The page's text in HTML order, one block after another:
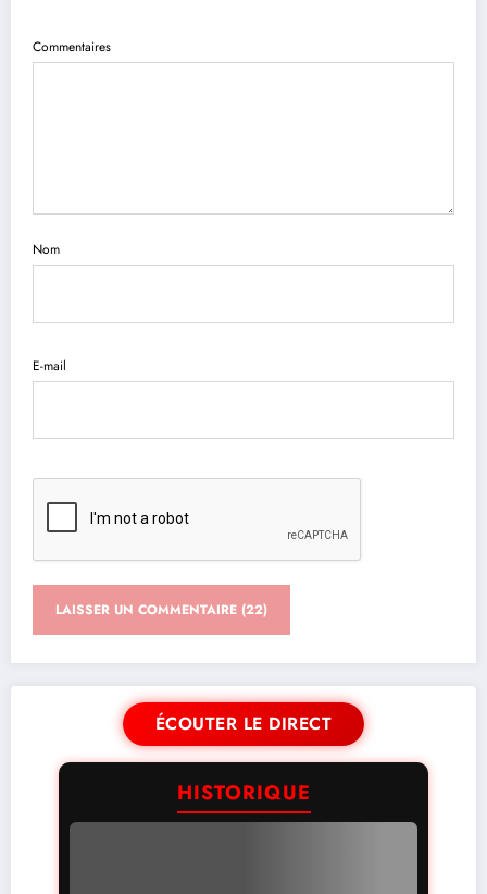
Commentaires
Nom
E-mail
ÉCOUTER LE DIRECT
HISTORIQUE